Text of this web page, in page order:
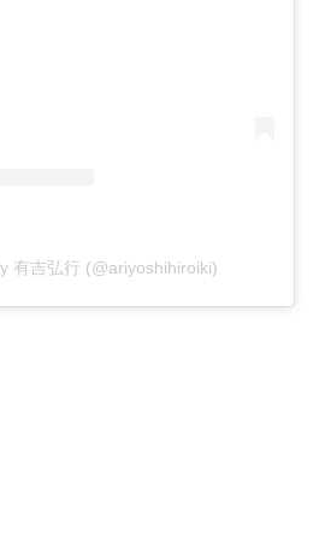
有吉弘行 (@ariyoshihiroiki)